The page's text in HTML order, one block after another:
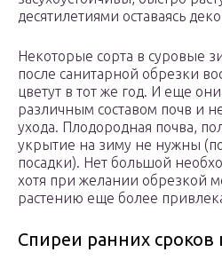
десятилетиями оставаясь
Некоторые сорта в суровые
после санитарной обрезки
цветут в тот же год. И еще
различным составом почв и
ухода. Плодородная почва,
укрытие на зиму не нужны
посадки). Нет большой
хотя при желании обрезкой
растению еще более
Спиреи ранних сроков